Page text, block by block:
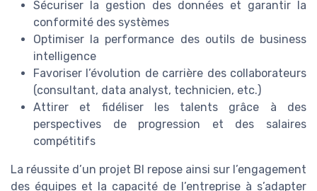
Sécuriser la gestion des données et garantir la
conformité des systèmes
Optimiser la performance des outils de business
intelligence
Favoriser l’évolution de carrière des collaborateurs
(consultant, data analyst, technicien, etc.)
Attirer et fidéliser les talents grâce à des
perspectives de progression et des salaires
compétitifs
La réussite d’un projet BI repose ainsi sur l’engagement
des équipes et la capacité de l’entreprise à s’adapter